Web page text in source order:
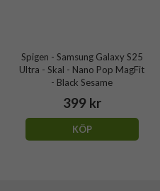
Spigen - Samsung Galaxy S25
Ultra - Skal - Nano Pop MagFit
- Black Sesame
399 kr
KÖP